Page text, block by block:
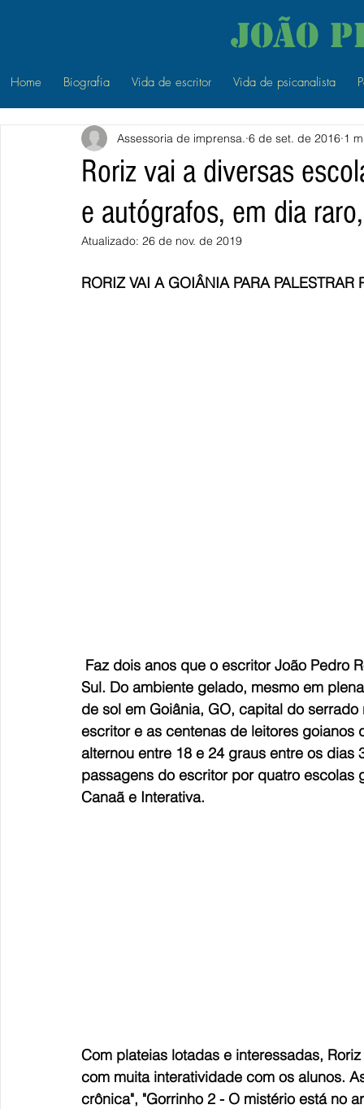
João
Home Biografia Vida de escritor Vida de psicanalista
Roriz vai a diversas
e autógrafos, em dia
Assessoria de imprensa. 6 de set. de 2016 1
Atualizado: 26 de nov. de 2019
RORIZ VAI A GOIÂNIA PARA
Faz dois anos que o escritor João Pedro
Sul. Do ambiente gelado, mesmo em
de sol em Goiânia, GO, capital do
escritor e as centenas de leitores
alternou entre 18 e 24 graus entre os
passagens do escritor por quatro escolas
Canaã e Interativa.
Com plateias lotadas e interessadas,
com muita interatividade com os alunos.
crônica", "Gorrinho 2 - O mistério está no